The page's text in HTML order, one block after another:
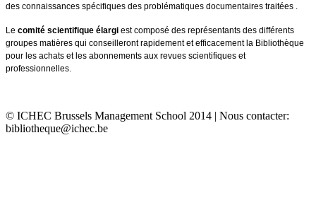
des connaissances spécifiques des problématiques documentaires traitées .
Le comité scientifique élargi est composé des représentants des différents
groupes matières qui conseilleront rapidement et efficacement la Bibliothèque
pour les achats et les abonnements aux revues scientifiques et
professionnelles.
© ICHEC Brussels Management School 2014 | Nous contacter:
bibliotheque@ichec.be